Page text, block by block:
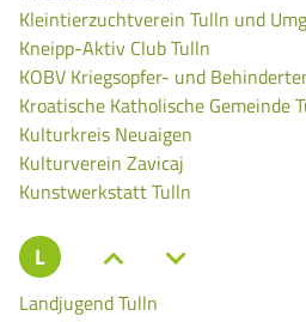
Kleintierzuchtverein Tulln und
Kneipp-Aktiv Club Tulln
KOBV Kriegsopfer- und
Kroatische Katholische Gemeinde
Kulturkreis Neuaigen
Kulturverein Zavicaj
Kunstwerkstatt Tulln
L
Landjugend Tulln